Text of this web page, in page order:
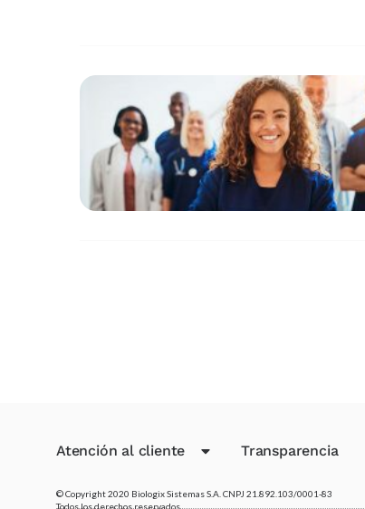
Atención al cliente Transparencia
© Copyright 2020 Biologix Sistemas S.A. CNPJ 21.892.103/0001-83
Todos los derechos reservados